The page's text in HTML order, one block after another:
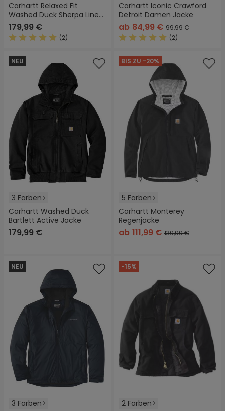
Carhartt Relaxed Fit
Washed Duck Sherpa Lined
Jacke
179,99 €
(2)
Carhartt Iconic Crawford
Detroit Damen Jacke
ab 84,99 € 99,99 €
(2)
NEU
3 Farben
Carhartt Washed Duck
Bartlett Active Jacke
179,99 €
BIS ZU -20%
5 Farben
Carhartt Monterey
Regenjacke
ab 111,99 € 139,99 €
NEU
3 Farben
-15%
2 Farben